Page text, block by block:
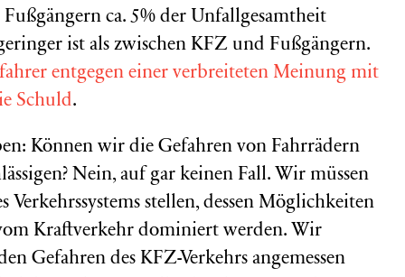
ca. 5% der Unfallgesamtheit
ist als zwischen KFZ und Fußgängern.
entgegen einer verbreiteten Meinung mit
Schuld.
Können wir die Gefahren von Fahrrädern
Nein, auf gar keinen Fall. Wir müssen
stellen, dessen Möglichkeiten
Kraftverkehr dominiert werden. Wir
Gefahren des KFZ-Verkehrs angemessen